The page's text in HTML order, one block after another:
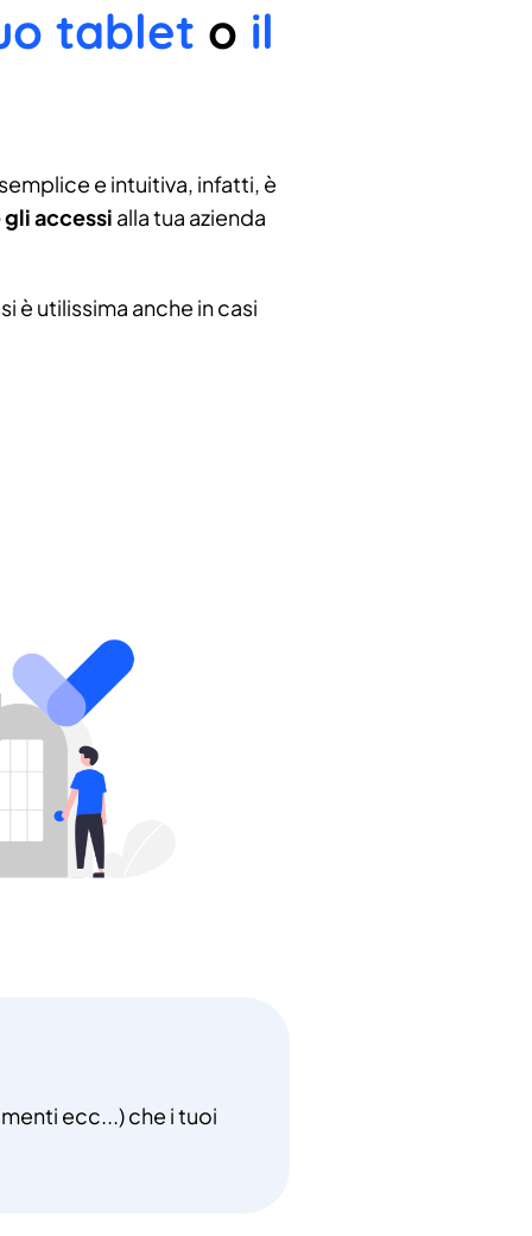
tablet o il
e intuitiva, infatti, è
accessi alla tua azienda
è utilissima anche in casi
ecc...) che i tuoi